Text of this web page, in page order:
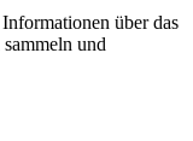
über das
und